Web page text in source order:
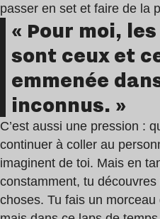
passer en set et faire de la
« Pour moi,
sont ceux et
emmenée
inconnus. »
C’est aussi une pression :
continuer à coller au
imaginent de toi. Mais en
constamment, tu
choses. Tu fais un